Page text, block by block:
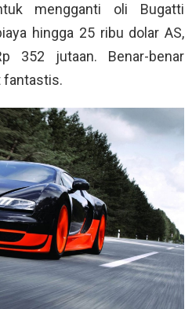
mengganti oli Bugatti
hingga 25 ribu dolar AS,
352 jutaan. Benar-benar
fantastis.